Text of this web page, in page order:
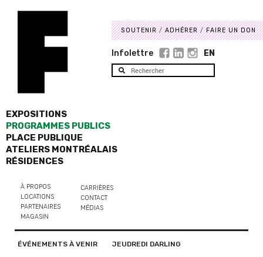
EXPOSITIONS
PROGRAMMES PUBLICS
PLACE PUBLIQUE
ATELIERS MONTRÉALAIS
RÉSIDENCES
À PROPOS
LOCATIONS
PARTENAIRES
MAGASIN
CARRIÈRES
CONTACT
MÉDIAS
SOUTENIR ADHÉRER FAIRE UN DON
Infolettre EN
ÉVÉNEMENTS À VENIR JEUDREDI DARLING